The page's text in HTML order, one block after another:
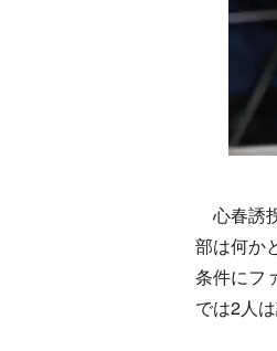
心春誘
部は何か
条件にフ
では2人